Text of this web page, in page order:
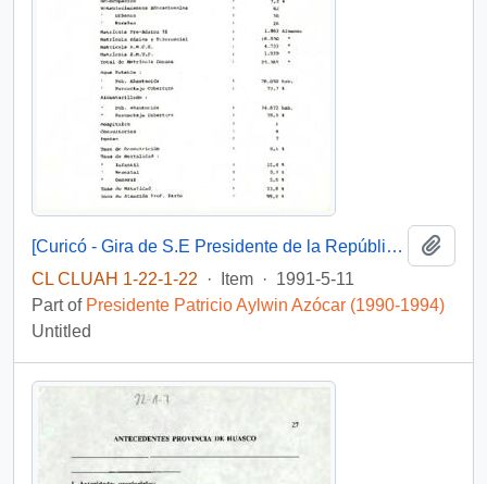
[Curicó - Gira de S.E Presidente de la República Don Patricio Aylwin Azocar a la VII Región del Maule]
CL CLUAH 1-22-1-22
· Item · 1991-5-11
Part of Presidente Patricio Aylwin Azócar (1990-1994)
Untitled